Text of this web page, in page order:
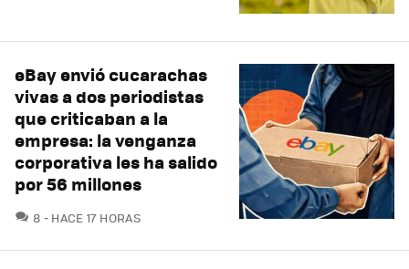
eBay envió cucarachas
vivas a dos periodistas
que criticaban a la
empresa: la venganza
corporativa les ha salido
por 56 millones
8 COMENTARIOS
HACE 17 HORAS